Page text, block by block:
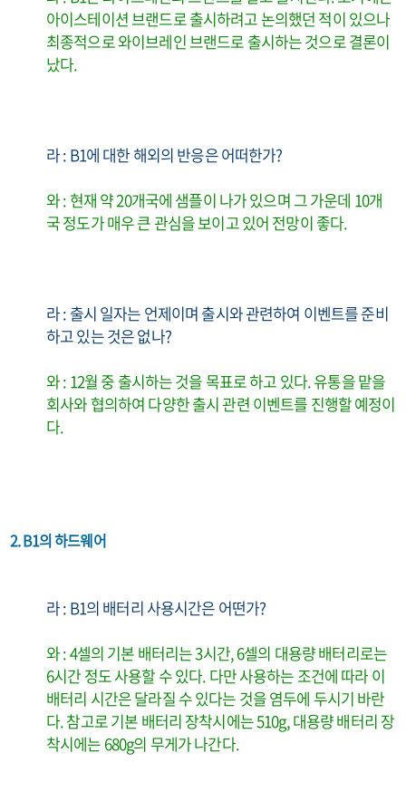
아이스테이션 브랜드로 출시하려고 논의했던 적이 있으나
최종적으로 와이브레인 브랜드로 출시하는 것으로 결론이
났다.
라 : B1에 대한 해외의 반응은 어떠한가?
와 : 현재 약 20개국에 샘플이 나가 있으며 그 가운데 10개
국 정도가 매우 큰 관심을 보이고 있어 전망이 좋다.
라 : 출시 일자는 언제이며 출시와 관련하여 이벤트를 준비
하고 있는 것은 없나?
와 : 12월 중 출시하는 것을 목표로 하고 있다. 유통을 맡을
회사와 협의하여 다양한 출시 관련 이벤트를 진행할 예정이
다.
2. B1의 하드웨어
라 : B1의 배터리 사용시간은 어떤가?
와 : 4셀의 기본 배터리는 3시간, 6셀의 대용량 배터리로는
6시간 정도 사용할 수 있다. 다만 사용하는 조건에 따라 이
배터리 시간은 달라질 수 있다는 것을 염두에 두시기 바란
다. 참고로 기본 배터리 장착시에는 510g, 대용량 배터리 장
착시에는 680g의 무게가 나간다.